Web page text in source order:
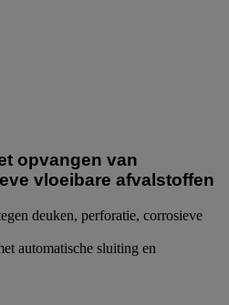
opvangen van
vloeibare afvalstoffen
deuken, perforatie, corrosieve
automatische sluiting en